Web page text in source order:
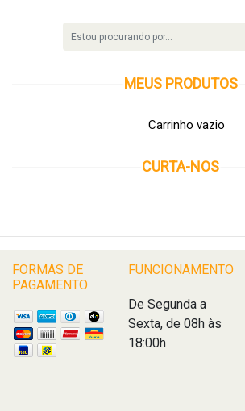
MEUS PRODUTOS
Carrinho vazio
CURTA-NOS
FORMAS DE
PAGAMENTO
FUNCIONAMENTO
De Segunda a
Sexta, de 08h às
18:00h